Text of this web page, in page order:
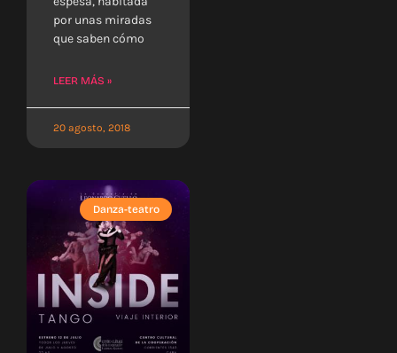
por unas miradas
que saben cómo
LEER MÁS »
20 agosto, 2018
Danza-teatro